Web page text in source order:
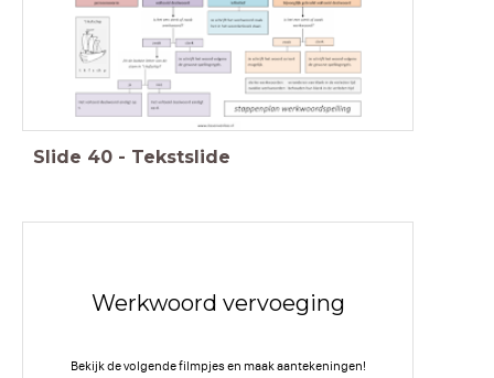
Slide 40 - Tekstslide
Werkwoord vervoeging
Bekijk de volgende filmpjes en maak aantekeningen!